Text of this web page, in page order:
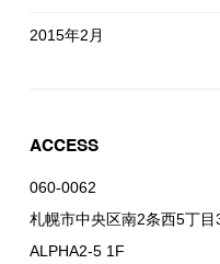
2015年2月
ACCESS
060-0062
札幌市中央区南2条西5丁目
ALPHA2-5 1F